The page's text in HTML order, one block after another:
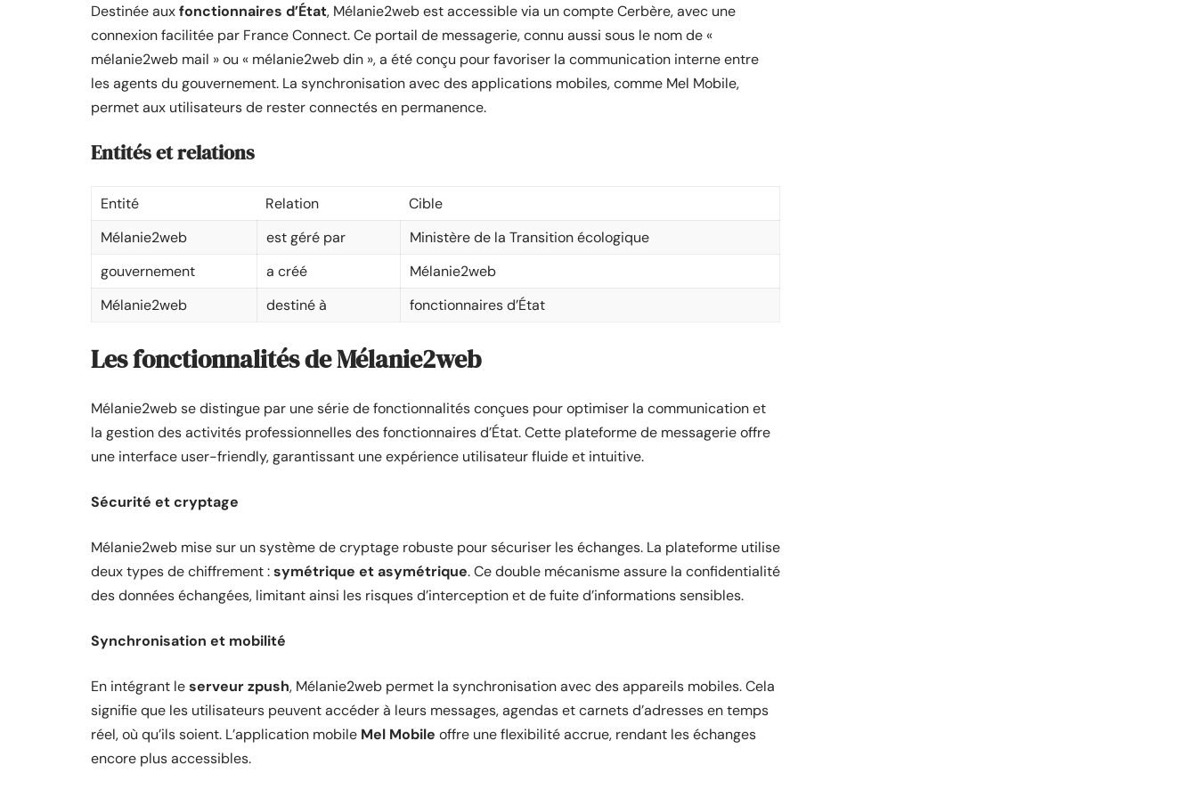
Destinée auxfonctionnaires d’État, Mélanie2web est accessible via un compte Cerbère, avec une
connexion facilitée par France Connect. Ce portail de messagerie, connu aussi sous le nom de «
mélanie2web mail » ou « mélanie2web din », a été conçu pour favoriser la communication interne entre
les agents du gouvernement. La synchronisation avec des applications mobiles, comme Mel Mobile,
permet aux utilisateurs de rester connectés en permanence.
Entités et relations
Entité Relation
Cible
Mélanie2web
est géré par
Ministère de la Transition écologique
gouvernement
a créé
Mélanie2web
Mélanie2web
destiné à fonctionnaires d’État
Les fonctionnalités de Mélanie2web
Mélanie2web se distingue par une série de fonctionnalités conçues pour optimiser la communication et
la gestion des activités professionnelles des fonctionnaires d’État. Cette plateforme de messagerie offre
une interface user-friendly, garantissant une expérience utilisateur fluide et intuitive.
Sécurité et cryptage
Mélanie2web mise sur un système de cryptage robuste pour sécuriser les échanges. La plateforme utilise
deux types de chiffrement :symétrique et asymétrique. Ce double mécanisme assure la confidentialité
des données échangées, limitant ainsi les risques d’interception et de fuite d’informations sensibles.
Synchronisation et mobilité
En intégrant leserveur zpush, Mélanie2web permet la synchronisation avec des appareils mobiles. Cela
signifie que les utilisateurs peuvent accéder à leurs messages, agendas et carnets d’adresses en temps
réel, où qu’ils soient. L’application mobile Mel Mobile offre une flexibilité accrue, rendant les échanges
encore plus accessibles.